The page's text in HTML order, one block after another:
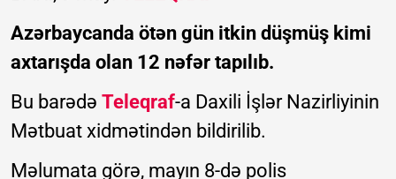
Azərbaycanda ötən gün itkin düşmüş kimi
axtarışda olan 12 nəfər tapılıb.
Bu barədə Teleqraf-a Daxili İşlər Nazirliyinin
Mətbuat xidmətindən bildirilib.
Məlumata görə, mayın 8-də polis